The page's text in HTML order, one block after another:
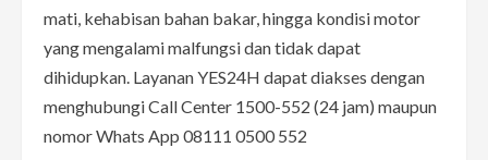
mati, kehabisan bahan bakar, hingga kondisi motor
yang mengalami malfungsi dan tidak dapat
dihidupkan. Layanan YES24H dapat diakses dengan
menghubungi Call Center 1500-552 (24 jam) maupun
nomor Whats App 08111 0500 552